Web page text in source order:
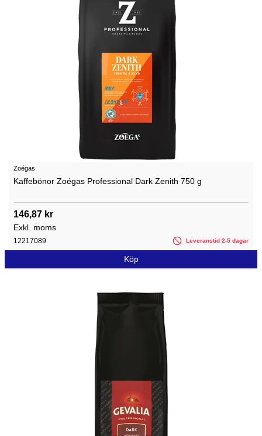
Zoégas
Kaffebönor Zoégas Professional Dark Zenith 750 g
146,87 kr
Exkl. moms
12217089 Leveranstid 2-5 dagar
Köp